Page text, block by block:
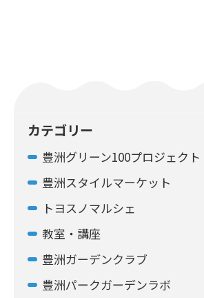
カテゴリー
豊洲グリーン100プロジェクト
豊洲スタイルマーケット
トヨスノマルシェ
教室・講座
豊洲ガーデンクラブ
豊洲パークガーデンラボ